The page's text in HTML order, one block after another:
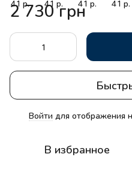
2 730 грн
Войти для отображения
В избранное